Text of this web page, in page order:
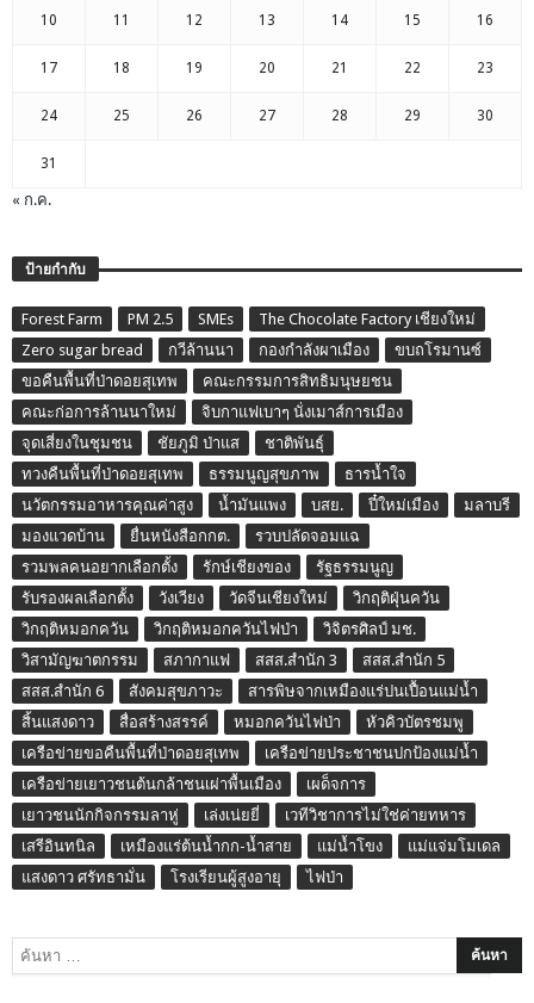
10 11 12 13 14 15 16
17 18 19 20 21 22 23
24 25 26 27 28 29 30
31
« ก.ค.
ป้ายกำกับ
Forest Farm PM 2.5 SMEs
The Chocolate Factory เชียงใหม่
Zero sugar bread
กวีล้านนา กองกำลังผาเมือง
ขบถโรมานซ์
ขอคืนพื้นที่ป่าดอยสุเทพ
คณะกรรมการสิทธิมนุษยชน
คณะก่อการล้านนาใหม่
จิบกาแฟเบาๆ นั่งเมาส์การเมือง
จุดเสี่ยงในชุมชน
ชัยภูมิ ป่าแส
ชาติพันธุ์
ทวงคืนพื้นที่ป่าดอยสุเทพ
ธรรมนูญสุขภาพ
ธารน้ำใจ
นวัตกรรมอาหารคุณค่าสูง
น้ำมันแพง บสย. ปี๋ใหม่เมือง
มลาบรี
มองแวดบ้าน
ยื่นหนังสือกกต.
รวบปลัดจอมแฉ
รวมพลคนอยากเลือกตั้ง
รักษ์เชียงของ
รัฐธรรมนูญ
รับรองผลเลือกตั้ง
วังเวียง วัดจีนเชียงใหม่
วิกฤติฝุ่นควัน
วิกฤติหมอกควัน
วิกฤติหมอกควันไฟป่า
วิจิตรศิลป์ มช.
วิสามัญฆาตกรรม
สภากาแฟ สสส.สำนัก 3
สสส.สำนัก 5
สสส.สำนัก 6
สังคมสุขภาวะ
สารพิษจากเหมืองแร่ปนเปื้อนแม่น้ำ
สิ้นแสงดาว
สื่อสร้างสรรค์ หมอกควันไฟป่า
หัวคิวบัตรชมพู
เครือข่ายขอคืนพื้นที่ป่าดอยสุเทพ
เครือข่ายประชาชนปกป้องแม่น้ำ
เครือข่ายเยาวชนต้นกล้าชนเผ่าพื้นเมือง
เผด็จการ
เยาวชนนักกิจกรรมลาหู่
เล่งเน่ยยี่
เวทีวิชาการไม่ใช่ค่ายทหาร
เสรีอินทนิล
เหมืองแร่ต้นน้ำกก-น้ำสาย แม่น้ำโขง
แม่แจ่มโมเดล
แสงดาว ศรัทธามั่น
โรงเรียนผู้สูงอายุ ไฟป่า